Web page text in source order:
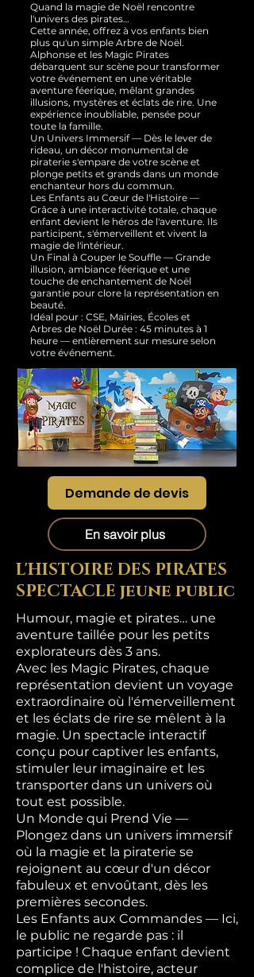
Quand la magie de Noël rencontre
l'univers des pirates…
Cette année, offrez à vos enfants bien
plus qu'un simple Arbre de Noël.
Alphonse et les Magic Pirates
débarquent sur scène pour transformer
votre événement en une véritable
aventure féerique, mêlant grandes
illusions, mystères et éclats de rire. Une
expérience inoubliable, pensée pour
toute la famille.
Un Univers Immersif — Dès le lever de
rideau, un décor monumental de
piraterie s'empare de votre scène et
plonge petits et grands dans un monde
enchanteur hors du commun.
Les Enfants au Cœur de l'Histoire —
Grâce à une interactivité totale, chaque
enfant devient le héros de l'aventure. Ils
participent, s'émerveillent et vivent la
magie de l'intérieur.
Un Final à Couper le Souffle — Grande
illusion, ambiance féerique et une
touche de enchantement de Noël
garantie pour clore la représentation en
beauté.
Idéal pour : CSE, Mairies, Écoles et
Arbres de Noël Durée : 45 minutes à 1
heure — entièrement sur mesure selon
votre événement.
Demande de devis
En savoir plus
L'HISTOIRE DES PIRATES
SPECTACLE jeune public
Humour, magie et pirates… une
aventure taillée pour les petits
explorateurs dès 3 ans.
Avec les Magic Pirates, chaque
représentation devient un voyage
extraordinaire où l'émerveillement
et les éclats de rire se mêlent à la
magie. Un spectacle interactif
conçu pour captiver les enfants,
stimuler leur imaginaire et les
transporter dans un univers où
tout est possible.
Un Monde qui Prend Vie —
Plongez dans un univers immersif
où la magie et la piraterie se
rejoignent au cœur d'un décor
fabuleux et envoûtant, dès les
premières secondes.
Les Enfants aux Commandes — Ici,
le public ne regarde pas : il
participe ! Chaque enfant devient
complice de l'histoire, acteur